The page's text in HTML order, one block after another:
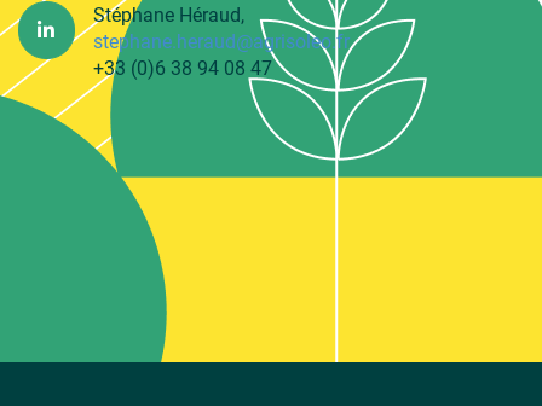
Stéphane Héraud,
stephane.heraud@agrisoleo.fr
+33 (0)6 38 94 08 47